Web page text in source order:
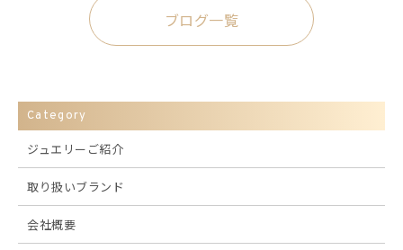
ブログ一覧
Category
ジュエリーご紹介
取り扱いブランド
会社概要